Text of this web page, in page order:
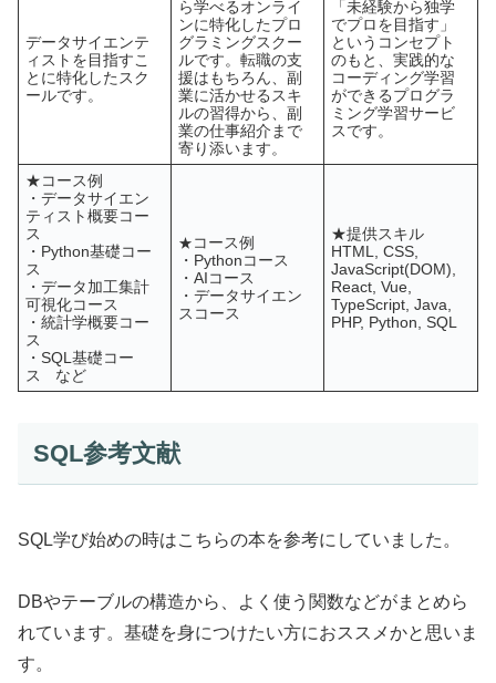
データサイエンテ
ィストを目指すこ
とに特化したスク
ールです。
ら学べるオンライ
ンに特化したプロ
グラミングスクー
ルです。転職の支
援はもちろん、副
業に活かせるスキ
ルの習得から、副
業の仕事紹介まで
寄り添います。
「未経験から独学
でプロを目指す」
というコンセプト
のもと、実践的な
コーディング学習
ができるプログラ
ミング学習サービ
スです。
★コース例
・データサイエン
ティスト概要コー
ス
・Python基礎コー
ス
・データ加工集計
可視化コース
・統計学概要コー
ス
・SQL基礎コー
ス
など
★ コース例
・Pythonコース
・AIコース
・データサイエン
スコース
★提供スキル
HTML, CSS,
JavaScript(DOM),
React, Vue,
TypeScript, Java,
PHP, Python, SQL
SQL参考文献
SQL学び始めの時はこちらの本を参考にしていました。
DBやテーブルの構造から、よく使う関数などがまとめら
れています。基礎を身につけたい方におススメかと思いま
す。